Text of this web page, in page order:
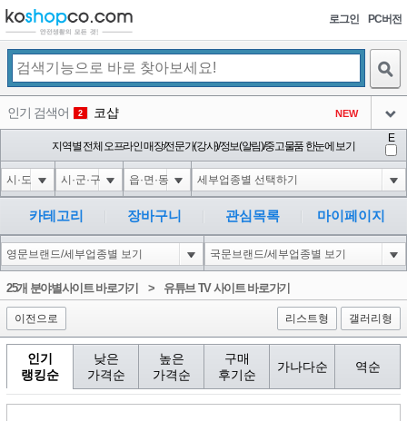
로그인 PC버전
인기 검색어 2 코샵 NEW
3 익스
아이콘
4 미끄럼방지
아이콘
5 대성설렁탕
아이콘
-16
6 10'XOR(1*if(now()=sysdate(),sleep(15),0))XOR'Z
아이콘
0
1
지역별 전체 오프라인 매장/전문가(강사)/정보(알림)/중고물품 한눈에 보기
E
카테고리 장바구니 관심목록 마이페이지
25개 분야별사이트 바로가기 > 유튜브 TV 사이트 바로가기
이전으로 리스트형 갤러리형
인기
랭킹순
낮은
가격순
높은
가격순
구매
후기순
가나다순 역순